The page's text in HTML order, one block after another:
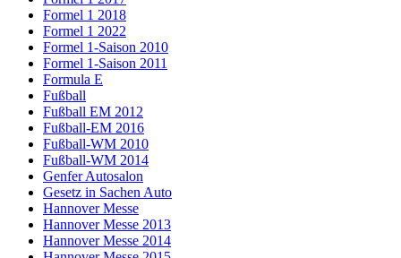
Formel 1 2018
Formel 1 2022
Formel 1-Saison 2010
Formel 1-Saison 2011
Formula E
Fußball
Fußball EM 2012
Fußball-EM 2016
Fußball-WM 2010
Fußball-WM 2014
Genfer Autosalon
Gesetz in Sachen Auto
Hannover Messe
Hannover Messe 2013
Hannover Messe 2014